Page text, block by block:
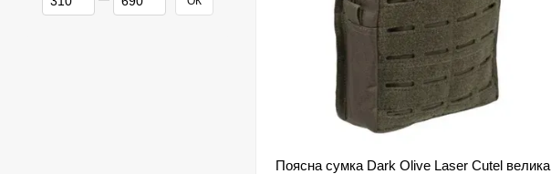
Поясна сумка Dark Olive Laser Cutel велика